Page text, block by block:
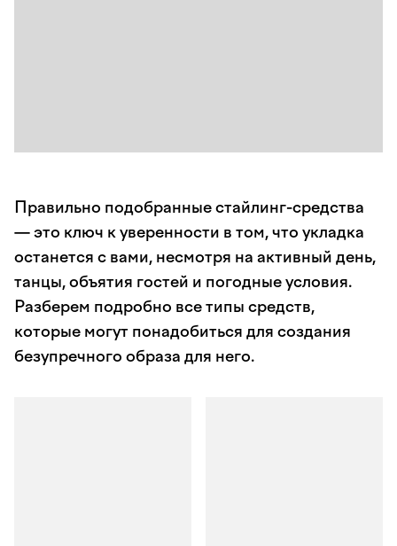
Правильно подобранные стайлинг-средства
— это ключ к уверенности в том, что укладка
останется с вами, несмотря на активный день,
танцы, объятия гостей и погодные условия.
Разберем подробно все типы средств,
которые могут понадобиться для создания
безупречного образа для него.